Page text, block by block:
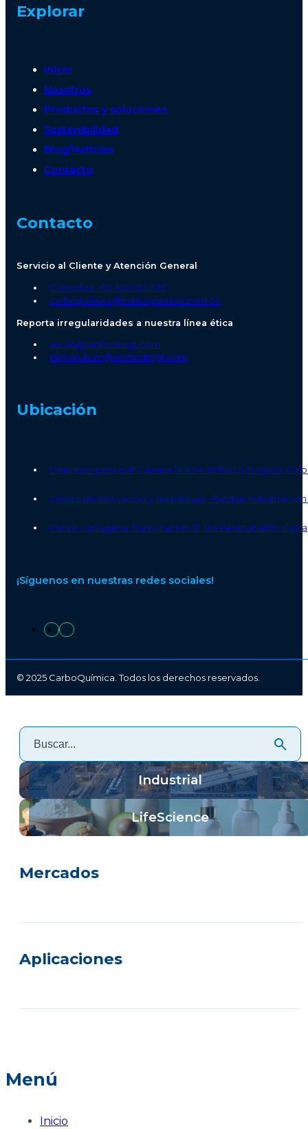
Explorar
Inicio
Nosotros
Productos y soluciones
Sostenibilidad
Blog/Noticias
Contacto
Contacto
Servicio al Cliente y Atención General
Colombia: +57 300 913 3191
carboquimica@carboquimica.com.co
Reporta irregularidades a nuestra línea ética
aarias@sanfordmgt.com
lfernandezc@sanfordmgt.com
Ubicación
Dirección principal: Carrera 14 # 94-81 Piso 5, Bogotá,
Centro de Innovación y Tecnología - Parque Industrial
Planta Cartagena: Mamonal Km 12, Vía Pasacaballos,
¡Síguenos en nuestras redes sociales!
© 2025 CarboQuímica. Todos los derechos reservados.
Industrial
LifeScience
Mercados
Aplicaciones
Menú
Inicio